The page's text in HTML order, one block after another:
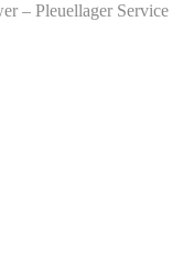
– Pleuellager Service